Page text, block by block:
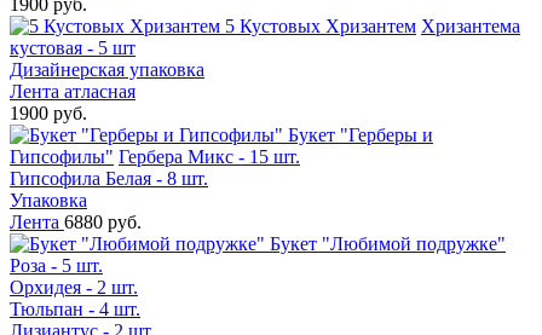
5 Кустовых Хризантем Хризантема
кустовая - 5 шт
Дизайнерская упаковка
Лента атласная
1900 руб.
Букет "Герберы и
Гипсофилы" Гербера Микс - 15 шт.
Гипсофила Белая - 8 шт.
Упаковка
Лента 6880 руб.
Букет "Любимой подружке"
Роза - 5 шт.
Орхидея - 2 шт.
Тюльпан - 4 шт.
Лизиантус - 2 шт